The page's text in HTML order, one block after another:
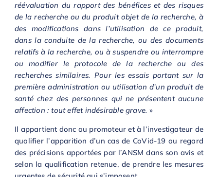
réévaluation du rapport des bénéfices et des risques
de la recherche ou du produit objet de la recherche, à
des modifications dans l’utilisation de ce produit,
dans la conduite de la recherche, ou des documents
relatifs à la recherche, ou à suspendre ou interrompre
ou modifier le protocole de la recherche ou des
recherches similaires. Pour les essais portant sur la
première administration ou utilisation d’un produit de
santé chez des personnes qui ne présentent aucune
affection : tout effet indésirable grave. »
Il appartient donc au promoteur et à l’investigateur de
qualifier l’apparition d’un cas de CoVid-19 au regard
des précisions apportées par l’ANSM dans son avis et
selon la qualification retenue, de prendre les mesures